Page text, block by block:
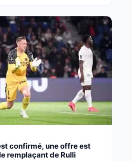
confirmé, une offre est
remplaçant de Rulli